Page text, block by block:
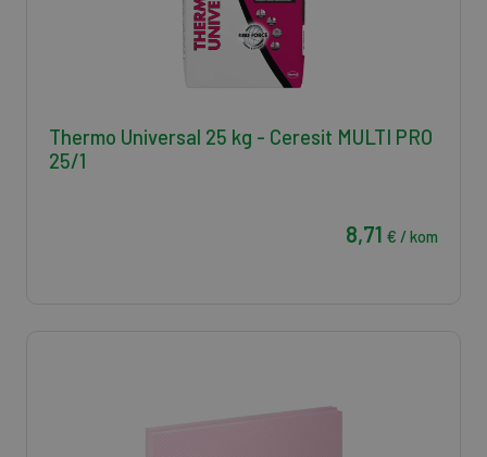
Thermo Universal 25 kg - Ceresit MULTI PRO
25/1
8,71 € / kom